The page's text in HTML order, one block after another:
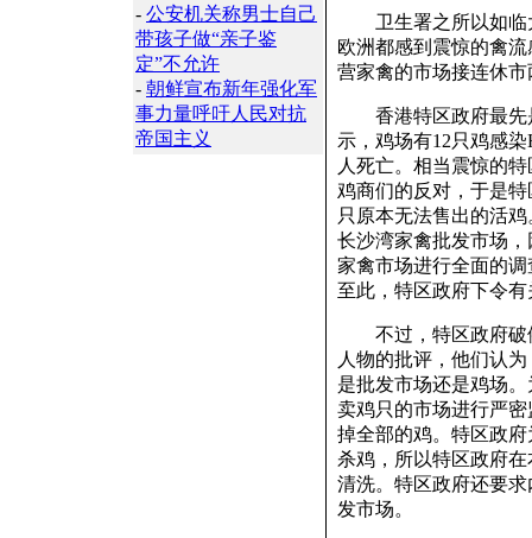
- 公安机关称男士自己
带孩子做“亲子鉴
定”不允许
- 朝鲜宣布新年强化军
事力量呼吁人民对抗
帝国主义
卫生署之所以如临大
欧洲都感到震惊的禽
营家禽的市场接连休
香港特区政府最先
示，鸡场有12只鸡感
人死亡。相当震惊的
鸡商们的反对，于是
只原本无法售出的活
长沙湾家禽批发市场
家禽市场进行全面的
至此，特区政府下令
不过，特区政府破
人物的批评，他们认
是批发市场还是鸡场
卖鸡只的市场进行严
掉全部的鸡。特区政
杀鸡，所以特区政府
清洗。特区政府还要
发市场。